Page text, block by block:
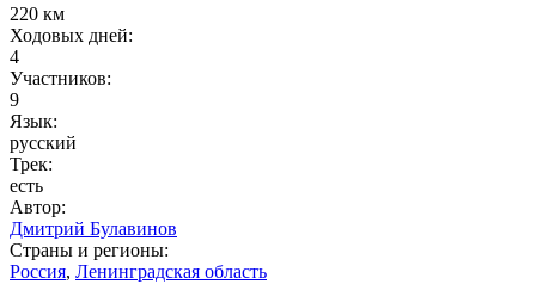
220 км
Ходовых дней:
4
Участников:
9
Язык:
русский
Трек:
есть
Автор:
Дмитрий Булавинов
Страны и регионы:
Россия, Ленинградская область